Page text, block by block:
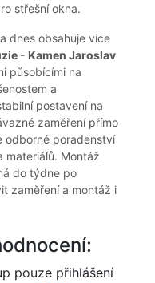
střešní okna.
dnes obsahuje více
- Kamen Jaroslav
působícími na
a
postavení na
zaměření přímo
odborné poradenství
materiálů. Montáž
do týdne po
zaměření a montáž i
pouze přihlášení